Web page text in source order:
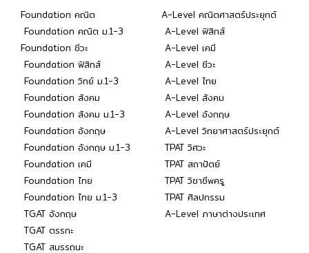
Foundation คณิต
Foundation คณิต ม.1-3
Foundation ชีวะ
Foundation ฟิสิกส์
Foundation วิทย์ ม.1-3
Foundation สังคม
Foundation สังคม ม.1-3
Foundation อังกฤษ
Foundation อังกฤษ ม.1-3
Foundation เคมี
Foundation ไทย
Foundation ไทย ม.1-3
TGAT อังกฤษ
TGAT ตรรกะ
TGAT สมรรถนะ
A-Level คณิตศาสตร์ประยุกต์
A-Level ฟิสิกส์
A-Level เคมี
A-Level ชีวะ
A-Level ไทย
A-Level สังคม
A-Level อังกฤษ
A-Level วิทยาศาสตร์ประยุกต์
TPAT วิศวะ
TPAT สถาปัตย์
TPAT วิชาชีพครู
TPAT ศิลปกรรม
A-Level ภาษาต่างประเทศ